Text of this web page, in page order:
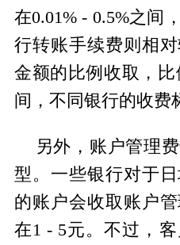
在0.01% - 0.5%之间
行转账手续费则相
金额的比例收取，比
间，不同银行的收费
另外，账户管理
型。一些银行对于
的账户会收取账户
在1 - 5元。不过，